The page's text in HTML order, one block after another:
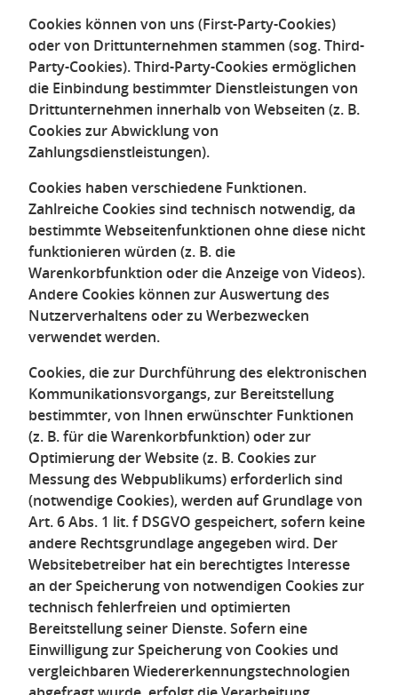
Cookies können von uns (First-Party-Cookies)
oder von Drittunternehmen stammen (sog. Third-
Party-Cookies). Third-Party-Cookies ermöglichen
die Einbindung bestimmter Dienstleistungen von
Drittunternehmen innerhalb von Webseiten (z. B.
Cookies zur Abwicklung von
Zahlungsdienstleistungen).
Cookies haben verschiedene Funktionen.
Zahlreiche Cookies sind technisch notwendig, da
bestimmte Webseitenfunktionen ohne diese nicht
funktionieren würden (z. B. die
Warenkorbfunktion oder die Anzeige von Videos).
Andere Cookies können zur Auswertung des
Nutzerverhaltens oder zu Werbezwecken
verwendet werden.
Cookies, die zur Durchführung des elektronischen
Kommunikationsvorgangs, zur Bereitstellung
bestimmter, von Ihnen erwünschter Funktionen
(z. B. für die Warenkorbfunktion) oder zur
Optimierung der Website (z. B. Cookies zur
Messung des Webpublikums) erforderlich sind
(notwendige Cookies), werden auf Grundlage von
Art. 6 Abs. 1 lit. f DSGVO gespeichert, sofern keine
andere Rechtsgrundlage angegeben wird. Der
Websitebetreiber hat ein berechtigtes Interesse
an der Speicherung von notwendigen Cookies zur
technisch fehlerfreien und optimierten
Bereitstellung seiner Dienste. Sofern eine
Einwilligung zur Speicherung von Cookies und
vergleichbaren Wiedererkennungstechnologien